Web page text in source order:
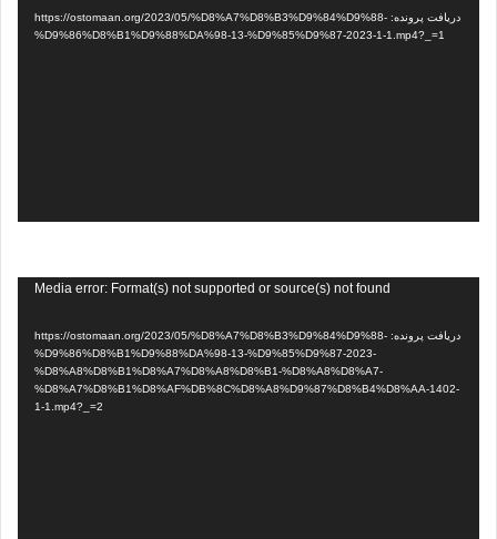
دریافت پرونده: https://ostomaan.org/2023/05/%D8%A7%D8%B3%D9%84%D9%88-
%D9%86%D8%B1%D9%88%DA%98-13-%D9%85%D9%87-2023-1-1.mp4?_=1
Media error: Format(s) not supported or source(s) not found
دریافت پرونده: https://ostomaan.org/2023/05/%D8%A7%D8%B3%D9%84%D9%88-
%D9%86%D8%B1%D9%88%DA%98-13-%D9%85%D9%87-2023-
%D8%A8%D8%B1%D8%A7%D8%A8%D8%B1-%D8%A8%D8%A7-
%D8%A7%D8%B1%D8%AF%DB%8C%D8%A8%D9%87%D8%B4%D8%AA-1402-
1-1.mp4?_=2